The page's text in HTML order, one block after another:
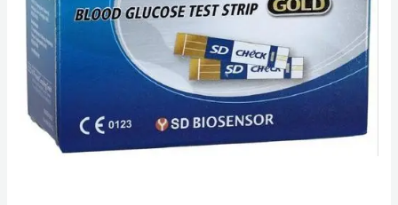
SD
Check
Strips
50
شريط